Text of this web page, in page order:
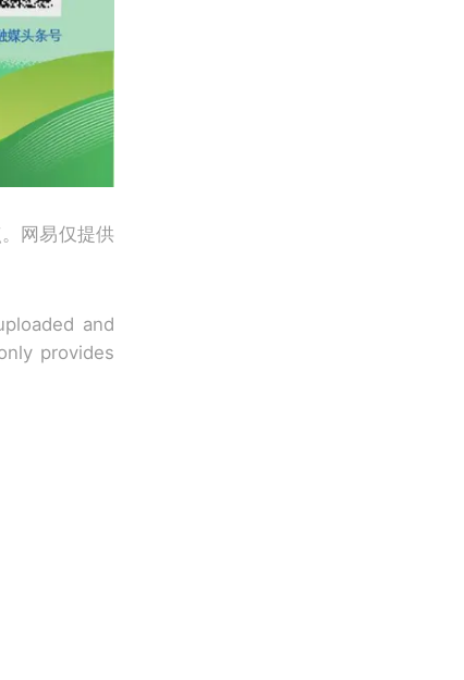
网易仅提供
and
provides